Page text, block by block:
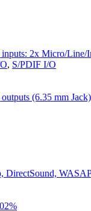
inputs: 2x Micro/
, S/PDIF I/O
(6.35 mm Jack)
DirectSound,